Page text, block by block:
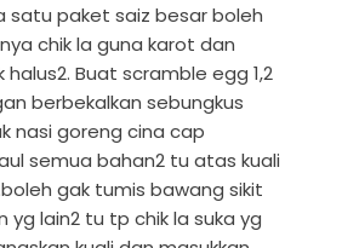
satu paket saiz besar boleh
chik la guna karot dan
halus2. Buat scramble egg 1,2
berbekalkan sebungkus
nasi goreng cina cap
semua bahan2 tu atas kuali
gak tumis bawang sikit
yg lain2 tu tp chik la suka yg